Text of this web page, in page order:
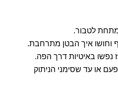
4. חזרו על ההליך הזה 15-20 פעם או עד שסימני הניתוק